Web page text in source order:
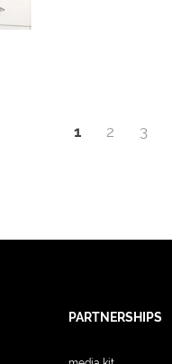
1 2 3
PARTNERSHIPS